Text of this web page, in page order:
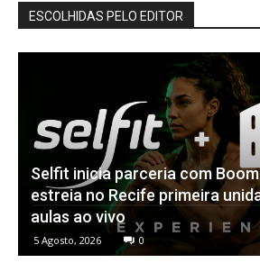
ESCOLHIDAS PELO EDITOR
Selfit inicia parceria com
estreia no Recife primeira
aulas ao vivo
5 Agosto, 2026 0